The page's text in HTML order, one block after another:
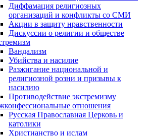
Диффамация религиозных
организаций и конфликты со СМИ
Акции в защиту нравственности
Дискуссии о религии и обществе
Вандализм
Убийства и насилие
Разжигание национальной и
религиозной розни и призывы к
насилию
Противодействие экстремизму
отношения
Русская Православная Церковь и
католики
Христианство и ислам